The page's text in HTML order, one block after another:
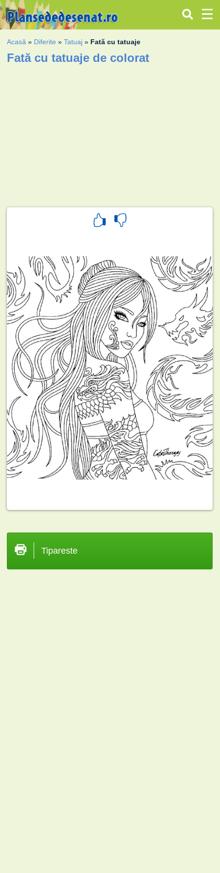
Acasă » Diferite »Tatuaj » Fată cu tatuaje
Fată cu tatuaje de colorat
Tipareste